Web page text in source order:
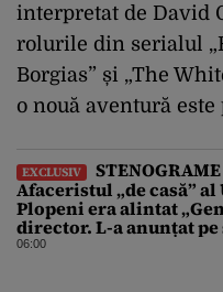
interpretat de David
rolurile din serialul
Borgias” și „The
o nouă aventură este
EXCLUSIV
Afaceristul „de casă” al
Plopeni era alintat
director. L-a anunțat pe
uzinei că i-a adus
06:00